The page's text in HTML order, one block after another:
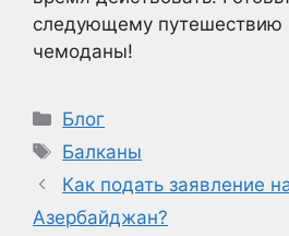
следующему путешествию
чемоданы!
Рубрики
Блог
Метки
Балканы
Как подать заявление
Азербайджан?